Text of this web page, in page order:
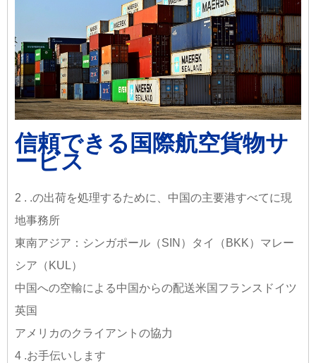
信頼できる国際航空貨物サ
ービス
2 . .の出荷を処理するために、中国の主要港すべてに現
地事務所
東南アジア：シンガポール（SIN）タイ（BKK）マレー
シア（KUL）
中国への空輸による中国からの配送米国フランスドイツ
英国
アメリカのクライアントの協力
4 .お手伝いします